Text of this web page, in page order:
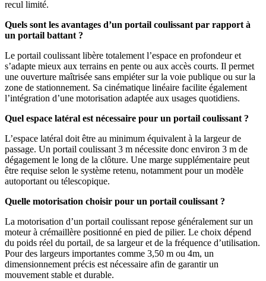
recul limité.
Quels sont les avantages d’un portail coulissant par rapport à
un portail battant ?
Le portail coulissant libère totalement l’espace en profondeur et
s’adapte mieux aux terrains en pente ou aux accès courts. Il permet
une ouverture maîtrisée sans empiéter sur la voie publique ou sur la
zone de stationnement. Sa cinématique linéaire facilite également
l’intégration d’une motorisation adaptée aux usages quotidiens.
Quel espace latéral est nécessaire pour un portail coulissant ?
L’espace latéral doit être au minimum équivalent à la largeur de
passage. Un portail coulissant 3 m nécessite donc environ 3 m de
dégagement le long de la clôture. Une marge supplémentaire peut
être requise selon le système retenu, notamment pour un modèle
autoportant ou télescopique.
Quelle motorisation choisir pour un portail coulissant ?
La motorisation d’un portail coulissant repose généralement sur un
moteur à crémaillère positionné en pied de pilier. Le choix dépend
du poids réel du portail, de sa largeur et de la fréquence d’utilisation.
Pour des largeurs importantes comme 3,50 m ou 4m, un
dimensionnement précis est nécessaire afin de garantir un
mouvement stable et durable.